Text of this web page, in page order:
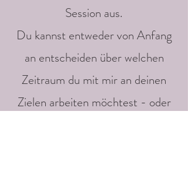
Session aus.
Du kannst entweder von Anfang
an entscheiden über welchen
Zeitraum du mit mir an deinen
Zielen arbeiten möchtest - oder